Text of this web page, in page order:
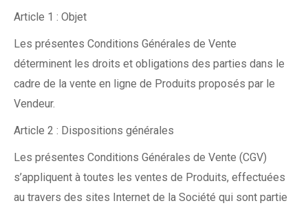
Article 1 : Objet
Les présentes Conditions Générales de Vente
déterminent les droits et obligations des parties dans le
cadre de la vente en ligne de Produits proposés par le
Vendeur.
Article 2 : Dispositions générales
Les présentes Conditions Générales de Vente (CGV)
s’appliquent à toutes les ventes de Produits, effectuées
au travers des sites Internet de la Société qui sont partie